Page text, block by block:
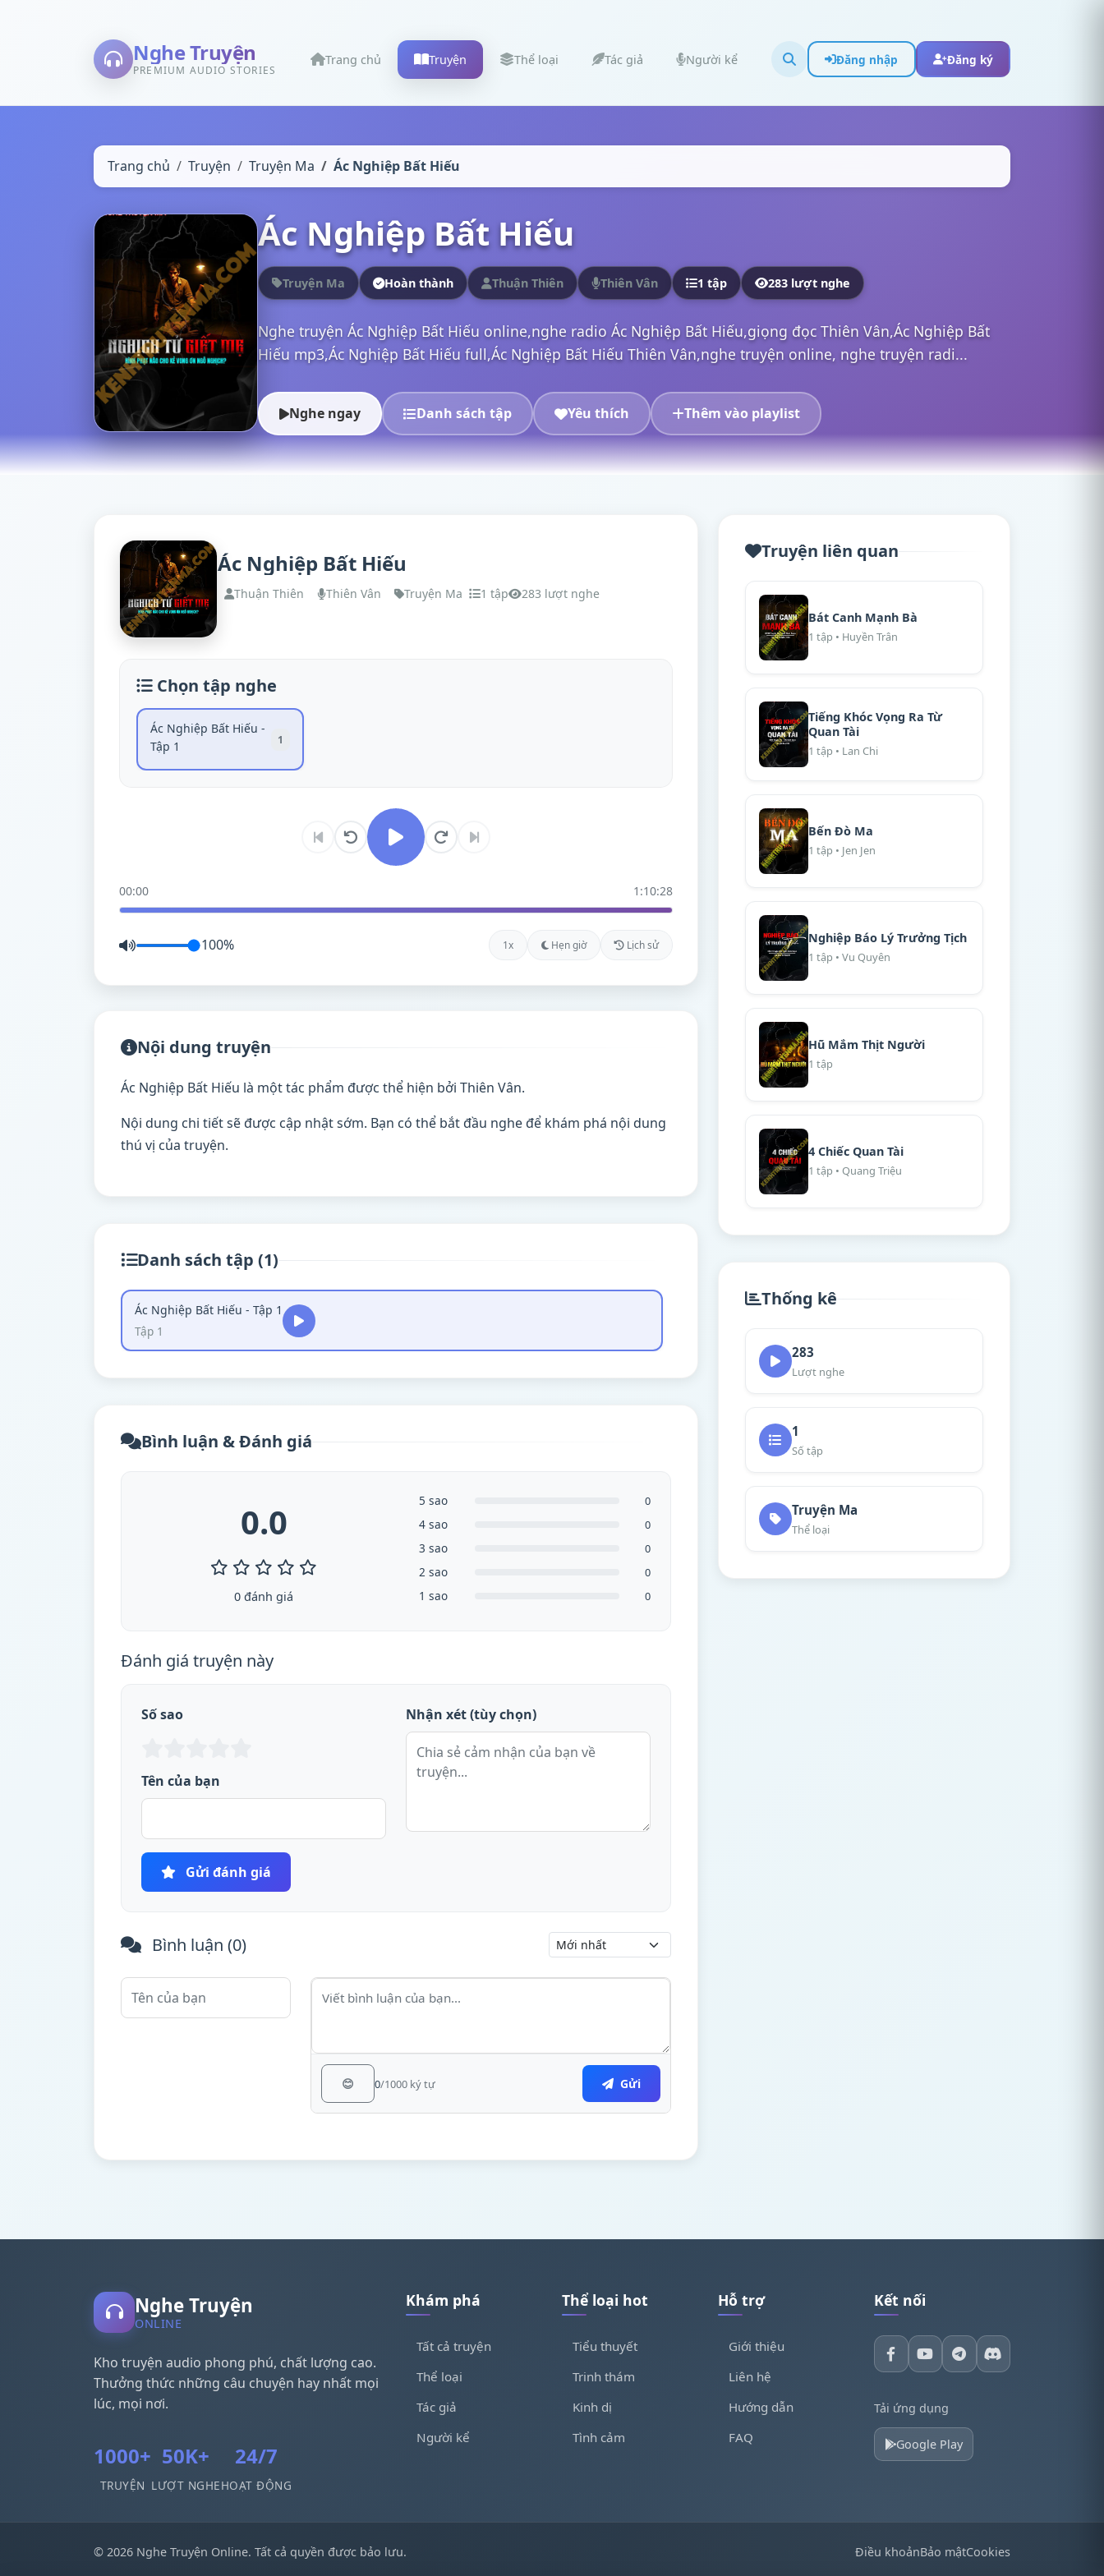
Nghe Truyện
PREMIUM AUDIO STORIES
Trang chủ Truyện Thể loại Tác giả Người kể Đăng nhập Đăng ký
Trang chủ Truyện Truyện Ma Ác Nghiệp Bất Hiếu
Ác Nghiệp Bất Hiếu
Truyện Ma Hoàn thành Thuận Thiên Thiên Vân 1 tập 283 lượt nghe
Nghe truyện Ác Nghiệp Bất Hiếu online,nghe radio Ác Nghiệp Bất Hiếu,giọng đọc Thiên Vân,Ác Nghiệp Bất
Hiếu mp3,Ác Nghiệp Bất Hiếu full,Ác Nghiệp Bất Hiếu Thiên Vân,nghe truyện online, nghe truyện radi...
Nghe ngay Danh sách tập Yêu thích Thêm vào playlist
Ác Nghiệp Bất Hiếu
Thuận Thiên Thiên Vân Truyện Ma 1 tập 283 lượt nghe
Chọn tập nghe
Ác Nghiệp Bất Hiếu -
Tập 1
1
00:00 1:10:28
100% 1x Hẹn giờ Lịch sử
Nội dung truyện
Ác Nghiệp Bất Hiếu là một tác phẩm được thể hiện bởi Thiên Vân.
Nội dung chi tiết sẽ được cập nhật sớm. Bạn có thể bắt đầu nghe để khám phá nội dung
thú vị của truyện.
Danh sách tập (1)
Ác Nghiệp Bất Hiếu - Tập 1
Tập 1
Bình luận & Đánh giá
0.0
0 đánh giá
5 sao 0
4 sao 0
3 sao 0
2 sao 0
1 sao 0
Đánh giá truyện này
Số sao
Tên của bạn
Nhận xét (tùy chọn)
Gửi đánh giá
Bình luận (0)
😊 0/1000 ký tự Gửi
Truyện liên quan
Bát Canh Mạnh Bà
1 tập • Huyền Trân
Tiếng Khóc Vọng Ra Từ
Quan Tài
1 tập • Lan Chi
Bến Đò Ma
1 tập • Jen Jen
Nghiệp Báo Lý Trưởng Tịch
1 tập • Vu Quyên
Hũ Mắm Thịt Người
1 tập
4 Chiếc Quan Tài
1 tập • Quang Triệu
Thống kê
283
Lượt nghe
1
Số tập
Truyện Ma
Thể loại
Nghe Truyện
ONLINE
Kho truyện audio phong phú, chất lượng cao.
Thưởng thức những câu chuyện hay nhất mọi
lúc, mọi nơi.
1000+
TRUYỆN
50K+
LƯỢT NGHE
24/7
HOẠT ĐỘNG
Khám phá
Tất cả truyện
Thể loại
Tác giả
Người kể
Thể loại hot
Tiểu thuyết
Trinh thám
Kinh dị
Tình cảm
Hỗ trợ
Giới thiệu
Liên hệ
Hướng dẫn
FAQ
Kết nối
Tải ứng dụng
Google Play
© 2026 Nghe Truyện Online. Tất cả quyền được bảo lưu. Điều khoảnBảo mậtCookies